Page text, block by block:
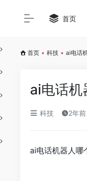
首页
首页 • 科技 • ai电话
ai电话
科技 2年
ai电话机器人哪